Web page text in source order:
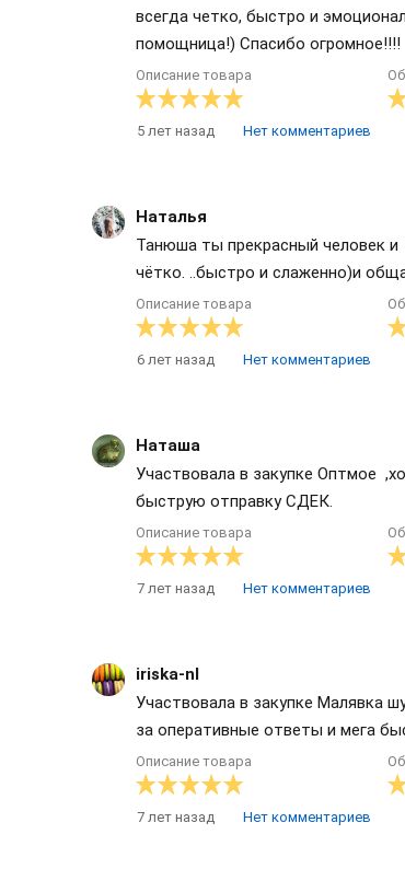
всегда четко, быстро и
помощница!) Спасибо огромное!!!!
Описание товара
5 лет назад Нет комментариев
Наталья
Танюша ты прекрасный человек
чётко. ..быстро и слаженно)и
Описание товара
6 лет назад Нет комментариев
Наташа
Участвовала в закупке Оптмое
быструю отправку СДЕК.
Описание товара
7 лет назад Нет комментариев
iriska-nl
Участвовала в закупке Малявка
за оперативные ответы и мега
Описание товара
7 лет назад Нет комментариев